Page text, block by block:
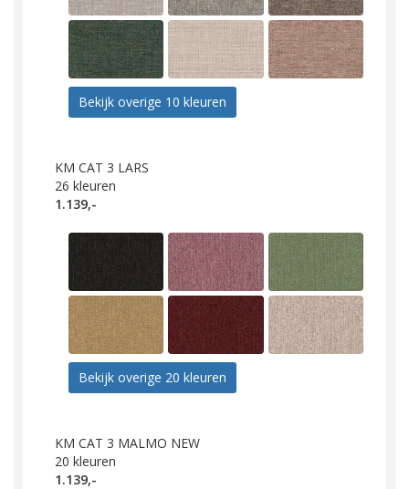
Bekijk overige 10 kleuren
KM CAT 3 LARS
26 kleuren
1.139,-
Bekijk overige 20 kleuren
KM CAT 3 MALMO NEW
20 kleuren
1.139,-